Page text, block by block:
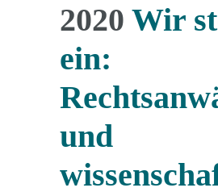
2020 Wir
ein:
und